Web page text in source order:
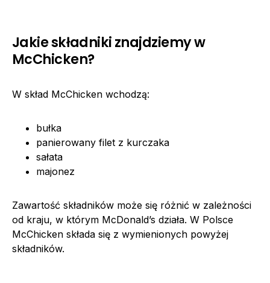
Jakie składniki znajdziemy w
McChicken?
W skład McChicken wchodzą:
bułka
panierowany filet z kurczaka
sałata
majonez
Zawartość składników może się różnić w zależności
od kraju, w którym McDonald’s działa. W Polsce
McChicken składa się z wymienionych powyżej
składników.